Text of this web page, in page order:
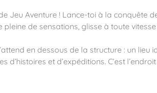
Jeu Aventure ! Lance-toi à la
de sensations, glisse à toute
en dessous de la structure : un
et d’expéditions. C’est